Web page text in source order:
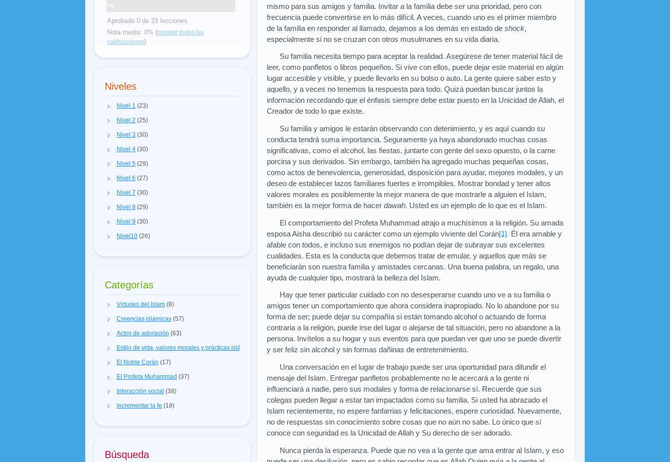
0%
Aprobado 0 de 23 lecciones
Nota media: 0% (mostrar todas las
calificaciones)
Niveles
Nivel 1 (23)
Nivel 2 (25)
Nivel 3 (30)
Nivel 4 (30)
Nivel 5 (29)
Nivel 6 (27)
Nivel 7 (30)
Nivel 8 (29)
Nivel 9 (30)
Nivel10 (26)
Categorías
Virtudes del Islam (8)
Creencias islámicas (57)
Actos de adoración (63)
Estilo de vida, valores morales y prácticas islámicas (48)
El Noble Corán (17)
El Profeta Muhammad (37)
Interacción social (38)
Incrementar la fe (18)
Búsqueda
mismo para sus amigos y familia. Invitar a la familia debe ser una prioridad, pero con
frecuencia puede convertirse en lo más difícil. A veces, cuando uno es el primer miembro
de la familia en responder al llamado, dejamos a los demás en estado de shock,
especialmente si no se cruzan con otros musulmanes en su vida diaria.
Su familia necesita tiempo para aceptar la realidad. Asegúrese de tener material fácil de
leer, como panfletos o libros pequeños. Si vive con ellos, puede dejar este material en algún
lugar accesible y visible, y puede llevarlo en su bolso o auto. La gente quiere saber esto y
aquello, y a veces no tenemos la respuesta para todo. Quizá puedan buscar juntos la
información recordando que el énfasis siempre debe estar puesto en la Unicidad de Allah, el
Creador de todo lo que existe.
Su familia y amigos le estarán observando con detenimiento, y es aquí cuando su
conducta tendrá suma importancia. Seguramente ya haya abandonado muchas cosas
significativas, como el alcohol, las fiestas, juntarte con gente del sexo opuesto, o la carne
porcina y sus derivados. Sin embargo, también ha agregado muchas pequeñas cosas,
como actos de benevolencia, generosidad, disposición para ayudar, mejores modales, y un
deseo de establecer lazos familiares fuertes e irrompibles. Mostrar bondad y tener altos
valores morales es posiblemente la mejor manera de que mostrarle a alguien el Islam,
también es la mejor forma de hacer dawah. Usted es un ejemplo de lo que es el Islam.
El comportamiento del Profeta Muhammad atrajo a muchísimos a la religión. Su amada
esposa Aisha describió su carácter como un ejemplo viviente del Corán[1]
Él era amable y
afable con todos, e incluso sus enemigos no podían dejar de subrayar sus excelentes
cualidades. Esta es la conducta que debemos tratar de emular, y aquellos que más se
beneficiarán son nuestra familia y amistades cercanas. Una buena palabra, un regalo, una
ayuda de cualquier tipo, mostrará la belleza del Islam.
Hay que tener particular cuidado con no desesperarse cuando uno ve a su familia o
amigos tener un comportamiento que ahora considera inapropiado. No lo abandone por su
forma de ser; puede dejar su compañía si están tomando alcohol o actuando de forma
contraria a la religión, puede irse del lugar o alejarse de tal situación, pero no abandone a la
persona. Invítelos a su hogar y sus eventos para que puedan ver que uno se puede divertir
y ser feliz sin alcohol y sin formas dañinas de entretenimiento.
Una conversación en el lugar de trabajo puede ser una oportunidad para difundir el
mensaje del Islam. Entregar panfletos probablemente no le acercará a la gente ni
influenciará a nadie, pero sus modales y forma de relacionarse sí. Recuerde que sus
colegas pueden llegar a estar tan impactados como su familia. Si usted ha abrazado el
Islam recientemente, no espere fanfarrias y felicitaciones, espere curiosidad. Nuevamente,
no de respuestas sin conocimiento sobre cosas que no aún no sabe. Lo único que sí
conoce con seguridad es la Unicidad de Allah y Su derecho de ser adorado.
Nunca pierda la esperanza. Puede que no vea a la gente que ama entrar al Islam, y eso